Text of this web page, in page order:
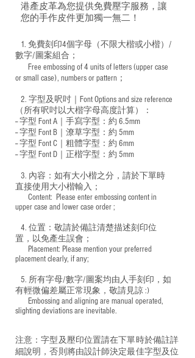
港產皮革為您提供免費壓字服務，讓
您的手作皮件更加獨一無二！
1. 免費刻印4個字母（不限大楷或小楷）/
數字/圖案組合；
Free embossing of 4 units of letters (upper case
or small case), numbers or pattern；
2. 字型及呎吋｜ Font Options and size reference
（所有呎吋以大楷字母高度計算）：
-- 字型 Font A｜手寫字型：約 6.5mm
-- 字型 Font B｜潦草字型： 約 5mm
-- 字型 Font C｜粗體字型：約 6mm
-- 字型 Font D｜正楷字型： 約 5mm
3. 內容：如有大小楷之分，請於下單時
直接使用大小楷輸入；
​ Content: Please enter embossing content in
upper case and lower case order ;
4. 位置：敬請於備註清楚描述刻印位
置，以免產生誤會；
​ Placement: Please mention your preferred
placement clearly, if any;
5. 所有字母/數字/圖案均由人手刻印，如
有輕微偏差屬正常現象，敬請見諒 :)
​ Embossing and aligning are manual operated,
slighting deviations are inevitable.
注意：字型及壓印位置請在下單時於備註詳
細說明，否則將由設計師決定最佳字型及位